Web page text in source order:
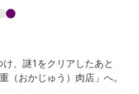
、謎1をクリアしたあと
（おかじゅう）肉店」へ。